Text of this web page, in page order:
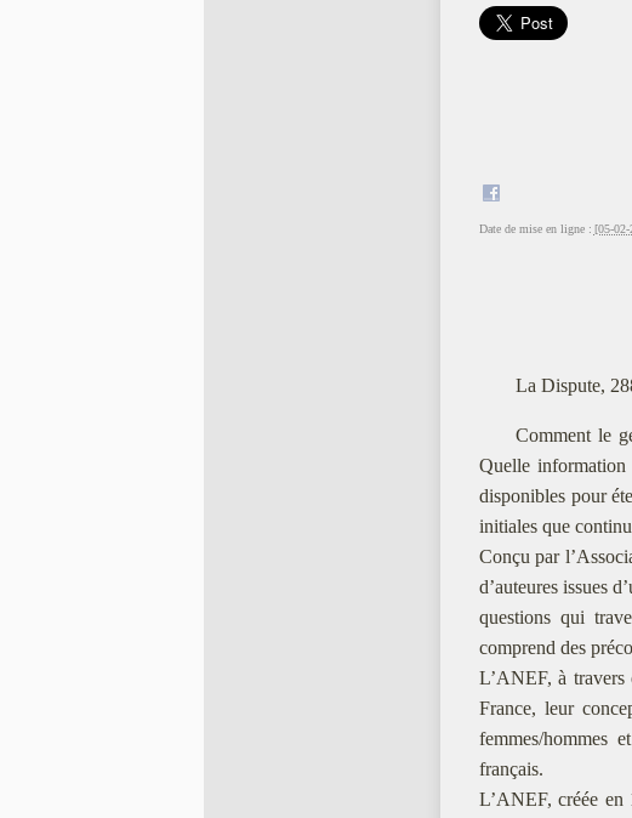
Date de mise en ligne : [05-02-
La Dispute,
Comment le
Quelle information
disponibles pour
initiales que
Conçu par
d’auteures issues
questions qui
comprend des
L’ANEF, à travers
France, leur
femmes/hommes
français.
L’ANEF, créée en